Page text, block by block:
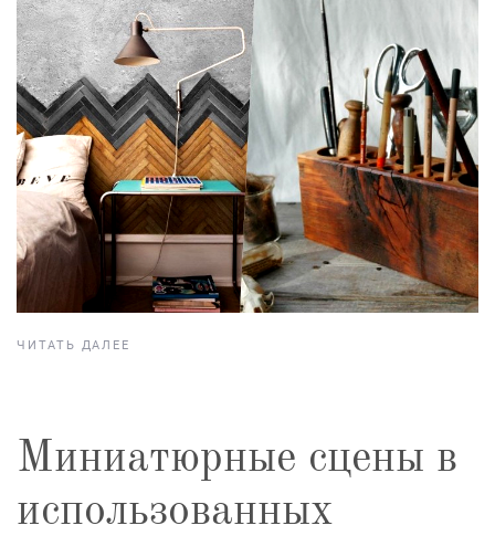
ЧИТАТЬ ДАЛЕЕ
Миниатюрные сцены в
использованных